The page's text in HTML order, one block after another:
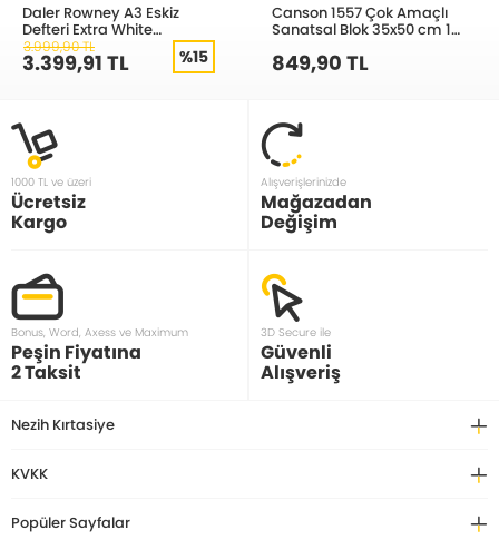
Daler Rowney A3 Eskiz
Defteri Extra White
481150300
3.999,90 TL
3.399,91 TL %15
Canson 1557 Çok Amaçlı
Sanatsal Blok 35x50 cm 15
849,90 TL
1000 TL ve üzeri
Ücretsiz
Kargo
Alışverişlerinizde
Mağazadan
Değişim
Bonus, Word, Axess ve Maximum
Peşin Fiyatına
2 Taksit
3D Secure ile
Güvenli
Alışveriş
Nezih Kırtasiye
KVKK
Popüler Sayfalar